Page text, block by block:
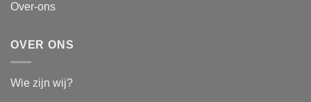
Over-ons
OVER ONS
Wie zijn wij?